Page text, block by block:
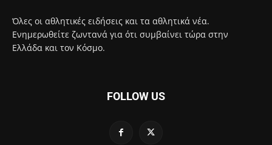
Όλες οι αθλητικές ειδήσεις και τα αθλητικά νέα.
Ενημερωθείτε ζωντανά για ότι συμβαίνει τώρα στην
Ελλάδα και τον Κόσμο.
FOLLOW US